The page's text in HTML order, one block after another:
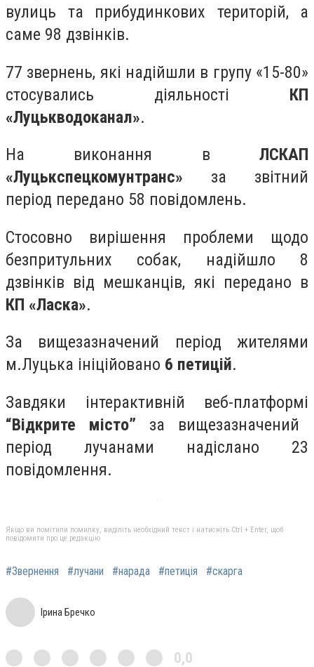
вулиць та прибудинкових територій, а
саме 98 дзвінків.
77 звернень, які надійшли в групу «15-80»
стосувались діяльності КП
«Луцькводоканал».
На виконання в ЛСКАП
«Луцькспецкомунтранс» за звітний
період передано 58 повідомлень.
Стосовно вирішення проблеми щодо
безпритульних собак, надійшло 8
дзвінків від мешканців, які передано в
КП «Ласка».
За вищезазначений період жителями
м.Луцька ініційовано 6 петицій.
Завдяки інтерактивній веб-платформі
“Відкрите місто” за вищезазначений
період лучанами надіслано 23
повідомлення.
Якщо ви помітили помилку, виділіть необхідний текст і натисніть Ctrl + Enter, щоб
повідомити про це редакцію
#Звернення #лучани #нарада #петиція #скарга
Ірина Бречко
0,0